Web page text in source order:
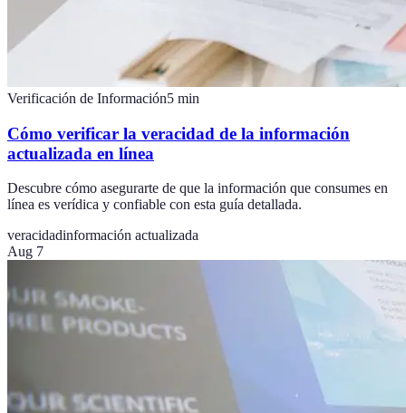
Verificación de Información5 min
Cómo verificar la veracidad de la información
actualizada en línea
Descubre cómo asegurarte de que la información que consumes en
línea es verídica y confiable con esta guía detallada.
veracidadinformación actualizada
Aug 7